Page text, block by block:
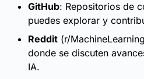
GitHub: Repositorios de
puedes explorar y
Reddit (r/
donde se discuten
IA.